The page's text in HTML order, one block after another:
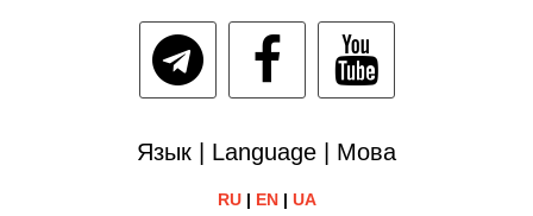
Язык | Language | Мова
RU| EN| UA